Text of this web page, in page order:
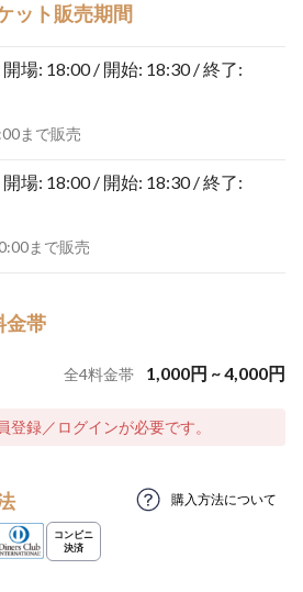
ット販売期間
開場: 18:00 / 開始: 18:30 / 終了:
まで販売
開場: 18:00 / 開始: 18:30 / 終了:
まで販売
金帯
全4料金帯 1,000円 ~4,000円
登録／ログインが必要です。
購入方法について